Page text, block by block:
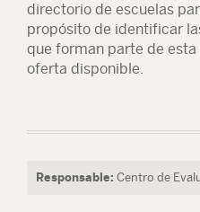
directorio de escuelas
propósito de identificar
que forman parte de
oferta disponible.
Responsable: Centro de